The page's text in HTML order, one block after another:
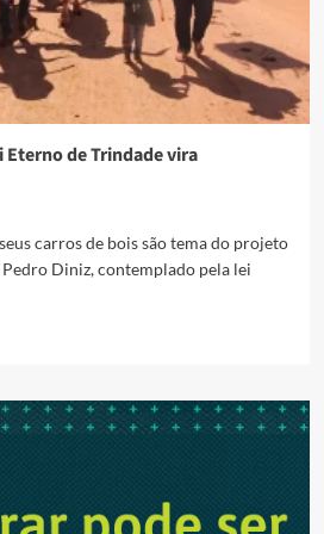
Eterno de Trindade vira
carros de bois são tema do projeto
Diniz, contemplado pela lei